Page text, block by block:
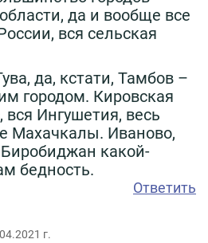
да и вообще все
вся сельская
да, кстати, Тамбов –
городом. Кировская
вся Ингушетия, весь
Махачкалы. Иваново,
какой-
бедность.
Ответить
г.